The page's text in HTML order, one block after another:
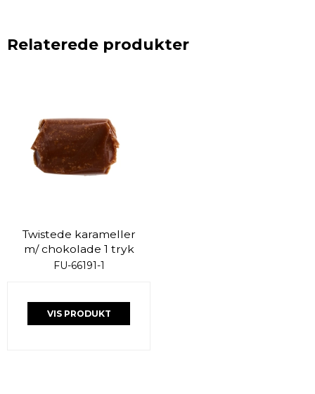
Relaterede produkter
Twistede karameller
m/ chokolade 1 tryk
FU-66191-1
VIS PRODUKT